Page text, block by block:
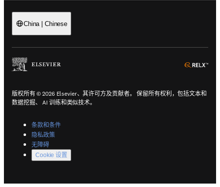
China | Chinese
(
版权所有 © 2026 Elsevier、其许可方及贡献者。 保留所有权利，包括文本和
数据挖掘、 AI 训练和类似技术。
条款和条件(
隐私政策(
无障碍(
Cookie 设置